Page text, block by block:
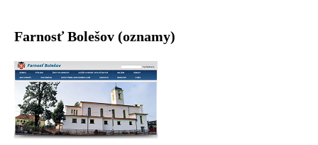
Farnosť Bolešov (oznamy)